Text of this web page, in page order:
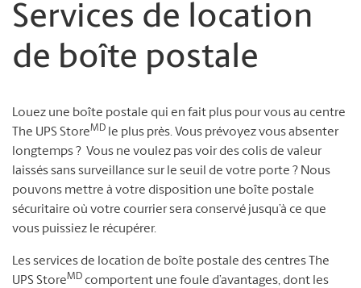
Services de location
de boîte postale
Louez une boîte postale qui en fait plus pour vous au centre
The UPS StoreMD
le plus près. Vous prévoyez vous absenter
longtemps ? Vous ne voulez pas voir des colis de valeur
laissés sans surveillance sur le seuil de votre porte ? Nous
pouvons mettre à votre disposition une boîte postale
sécuritaire où votre courrier sera conservé jusqu’à ce que
vous puissiez le récupérer.
Les services de location de boîte postale des centres The
UPS StoreMD comportent une foule d’avantages, dont les